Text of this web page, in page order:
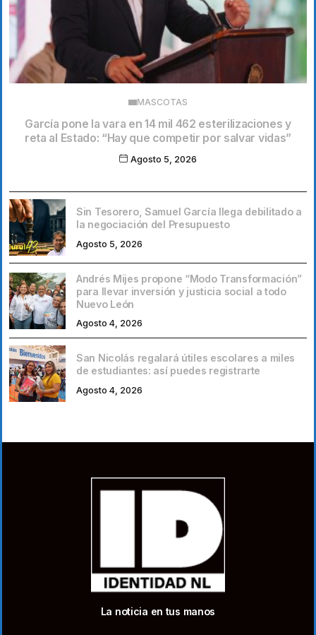
MASCOTAS
García pone la vara en 14 mil 462 esterilizaciones y
reta al Estado: “Hay que competir por salvar vidas”
Agosto 5, 2026
Sin Tesorero, Samuel García llega debilitado a
la negociación del Presupuesto
Agosto 5, 2026
Andrés Mijes propone “Modo Transformación”
para llevar inversión y justicia social a todo
Nuevo León
Agosto 4, 2026
San Nicolás regalará útiles escolares a miles
de estudiantes: así puedes registrarte
Agosto 4, 2026
La noticia en tus manos